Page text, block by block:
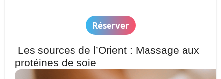
Réserver
Les sources de l’Orient : Massage aux
protéines de soie